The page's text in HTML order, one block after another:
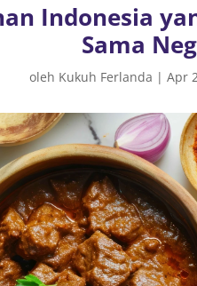
Indonesia
Sama
oleh Kukuh Ferlanda |Apr